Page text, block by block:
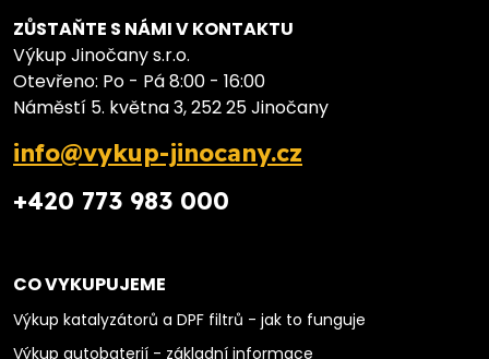
ZŮSTAŇTE S NÁMI V KONTAKTU
Výkup Jinočany s.r.o.
Otevřeno: Po - Pá 8:00 - 16:00
Náměstí 5. května 3, 252 25 Jinočany
info@vykup-jinocany.cz
+420 773 983 000
CO VYKUPUJEME
Výkup katalyzátorů a DPF filtrů - jak to funguje
Výkup autobaterií - základní informace